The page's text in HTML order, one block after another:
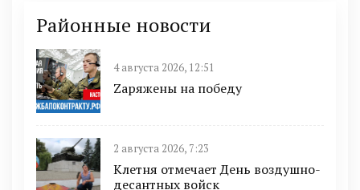
Районные новости
4 августа 2026, 12:51
Zаряжены на победу
2 августа 2026, 7:23
Клетня отмечает День воздушно-
десантных войск